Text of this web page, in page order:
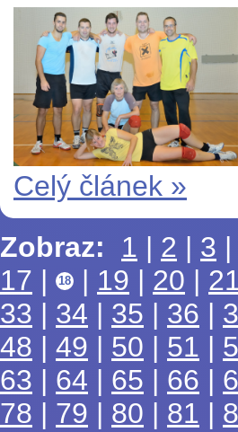
Celý článek »
Zobraz:
1 | 2 | 3 |
17 | 18 | 19 | 20 |
33 | 34 | 35 | 36 |
48 | 49 | 50 | 51 |
63 | 64 | 65 | 66 |
78 | 79 | 80 | 81 |